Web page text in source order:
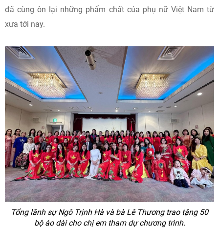
đã cùng ôn lại những phẩm chất của phụ nữ Việt Nam từ
xưa tới nay.
Tổng lãnh sự Ngô Trịnh Hà và bà Lê Thương trao tặng 50
bộ áo dài cho chị em tham dự chương trình.